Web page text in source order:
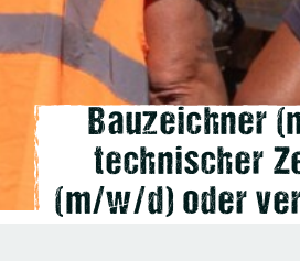
Bauzeichner
technischer
(m/w/d) oder